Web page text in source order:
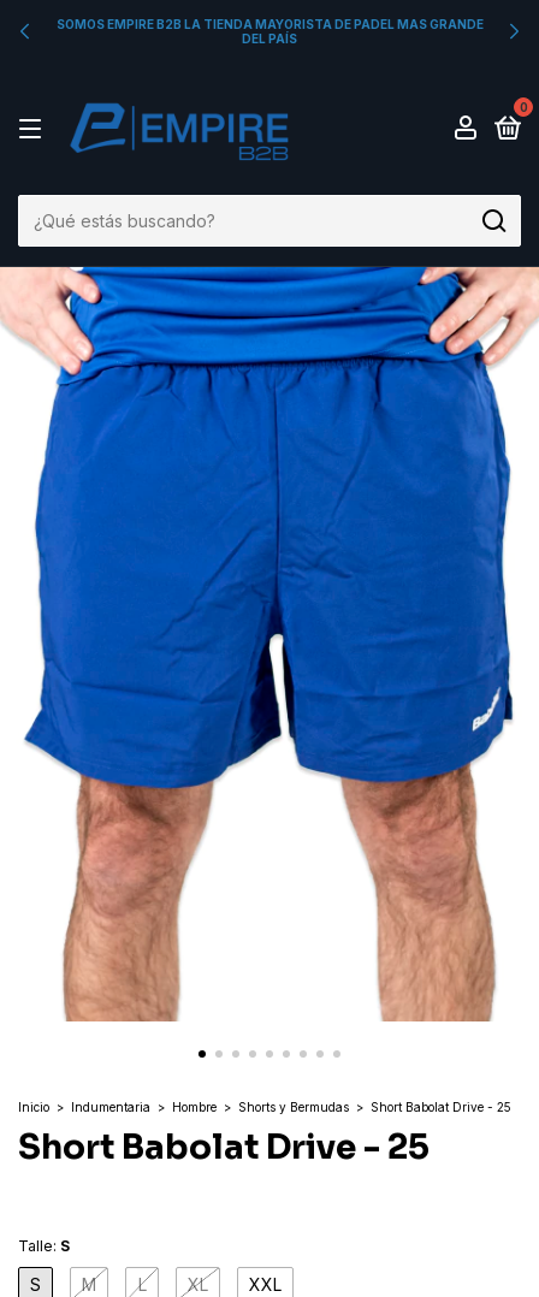
SOMOS EMPIRE B2B LA TIENDA MAYORISTA DE PADEL MAS GRANDE
DEL PAÍS
0
Inicio > Indumentaria > Hombre > Shorts y Bermudas > Short Babolat Drive - 25
Short Babolat Drive - 25
Talle: S
S M L XL XXL